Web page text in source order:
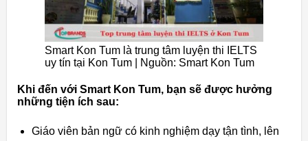
Smart Kon Tum là trung tâm luyện thi IELTS
uy tín tại Kon Tum | Nguồn: Smart Kon Tum
Khi đến với Smart Kon Tum, bạn sẽ được hưởng
những tiện ích sau:
Giáo viên bản ngữ có kinh nghiệm dạy tận tình, lên